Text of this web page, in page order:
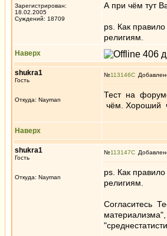
Зарегистрирован:
18.02.2005
Суждений: 18709
А при чём тут
ps. Как
религиям.
Наверх
shukra1
Гость
Откуда: Nayman
№113146
Тест на
чём. Хороший
Наверх
shukra1
Гость
Откуда: Nayman
№113147
ps. Как
религиям.
Согласитесь